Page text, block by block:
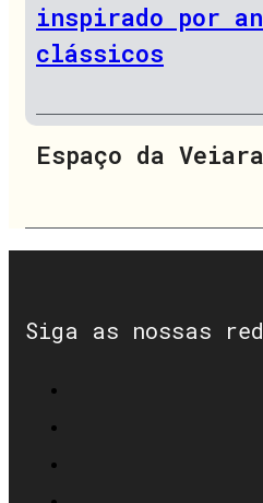
inspirado por
clássicos
Espaço da
Siga as nossas